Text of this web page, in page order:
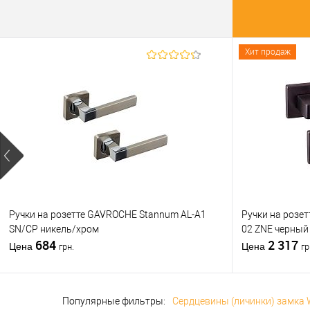
В
Страна
Статус
Ручки на розетте GAVROCHE Stannum AL-A1
SN/CP никель/хром
Цена 684 грн.
Хит продаж
Ручки на
02 ZNE черный
Цена 2 317
Популярные фильтры: Сердцевины (личинки) замка